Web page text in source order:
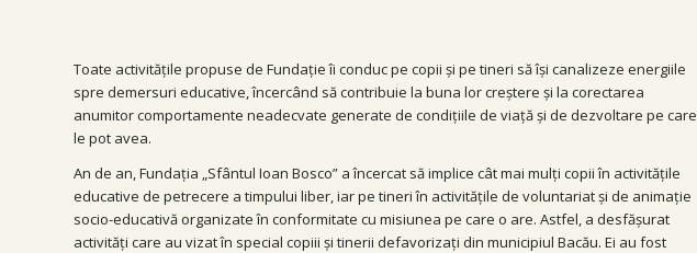
Toate activitățile propuse de Fundație îi conduc pe copii și pe tineri să își canalizeze energiile
spre demersuri educative, încercând să contribuie la buna lor creștere și la corectarea
anumitor comportamente neadecvate generate de condițiile de viață și de dezvoltare pe care
le pot avea.
An de an, Fundația „Sfântul Ioan Bosco” a încercat să implice cât mai mulți copii în activitățile
educative de petrecere a timpului liber, iar pe tineri în activitățile de voluntariat și de animație
socio-educativă organizate în conformitate cu misiunea pe care o are. Astfel, a desfășurat
activități care au vizat în special copiii și tinerii defavorizați din municipiul Bacău. Ei au fost